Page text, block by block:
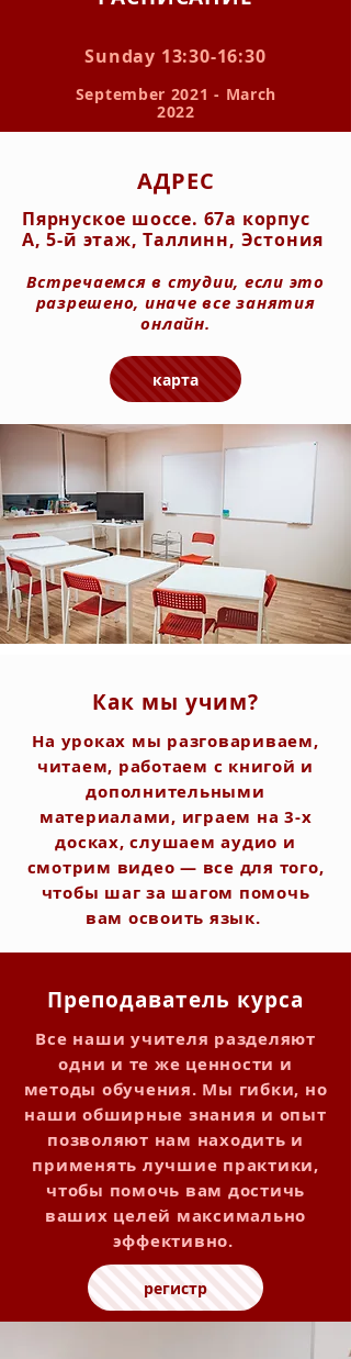
Sunday 13:30-16:30
September 2021 - March
2022
АДРЕС
Пярнуское шоссе. 67а корпус
А, 5-й этаж, Таллинн, Эстония
Встречаемся в студии, если это
разрешено, иначе все занятия
онлайн.
карта
Как мы учим?
На уроках мы разговариваем,
читаем, работаем с книгой и
дополнительными
материалами, играем на 3-х
досках, слушаем аудио и
смотрим видео — все для того,
чтобы шаг за шагом помочь
вам освоить язык.
Преподаватель курса
Все наши учителя разделяют
одни и те же ценности и
методы обучения. Мы гибки, но
наши обширные знания и опыт
позволяют нам находить и
применять лучшие практики,
чтобы помочь вам достичь
ваших целей максимально
эффективно.
регистр